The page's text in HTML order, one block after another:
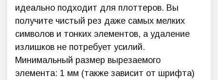
идеально подходит для плоттеров. Вы
получите чистый рез даже самых мелких
символов и тонких элементов, а удаление
излишков не потребует усилий.
Минимальный размер вырезаемого
элемента: 1 мм (также зависит от шрифта)